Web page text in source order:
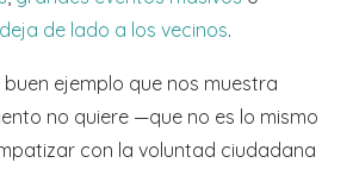
de lado a los vecinos.
buen ejemplo que nos muestra
no quiere —que no es lo mismo
con la voluntad ciudadana